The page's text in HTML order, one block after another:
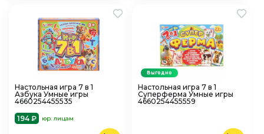
Настольная игра 7 в 1
Азбука Умные игры
4660254455535
194 ₽
юр. лицам
Настольная игра 7 в 1
Суперферма Умные игры
4660254455559
Выгодно